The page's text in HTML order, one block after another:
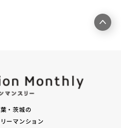
契約後管理（5）弊社ホ
改善のためおよびサービ
発のため（10）本ポリシー
いて、調査・分析会社、
業者、広告関係会社、広
・茨城の
ーマンション